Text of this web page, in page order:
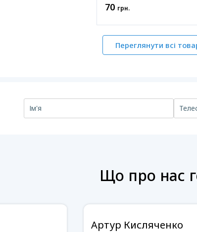
70 грн.
Переглянути всі
Що про нас
Артур Кисляченко